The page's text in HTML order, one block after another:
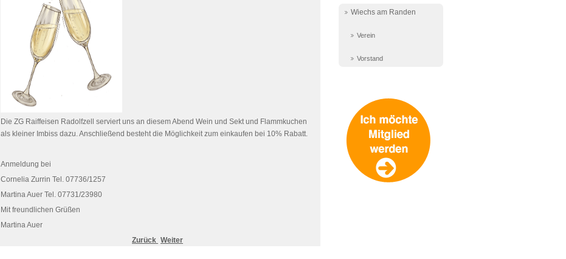
Die ZG Raiffeisen Radolfzell serviert uns an diesem Abend Wein und Sekt und Flammkuchen
als kleiner Imbiss dazu. Anschließend besteht die Möglichkeit zum einkaufen bei 10% Rabatt.
Anmeldung bei
Cornelia Zurrin Tel. 07736/1257
Martina Auer Tel. 07731/23980
Mit freundlichen Grüßen
Martina Auer
Zurück Weiter
Wiechs am Randen
Verein
Vorstand